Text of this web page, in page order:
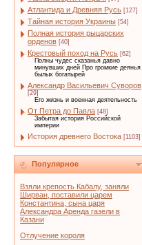
Атлантида и Древняя Русь [127]
Тайная история Украины [54]
Полная история рыцарских
орденов [40]
Крестовый поход на Русь [62]
Полны чудес сказанья давно
минувших дней Про громкие деянья
былых богатырей
Александр Васильевич Суворов
[29]
Его жизнь и военная деятельность
От Петра до Павла [48]
Забытая история Российской
империи
История древнего Востока [1103]
Популярное
Взяли крепость Кабалу, заняли
Ширван, поставили царем
Константина, сына царя
Александра Аренда газели в
Казани
Отлучение короля